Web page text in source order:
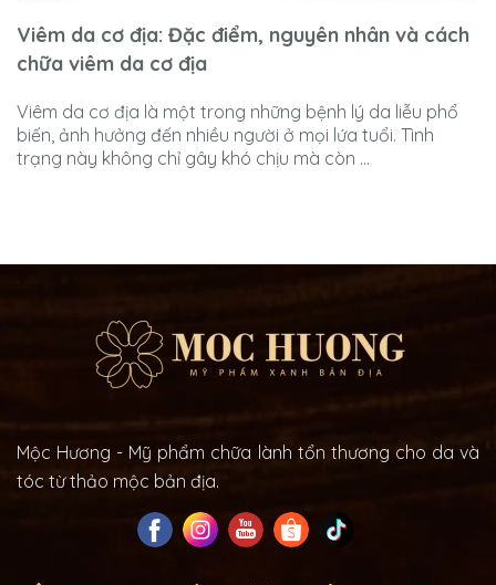
Viêm da cơ địa: Đặc điểm, nguyên nhân và cách
chữa viêm da cơ địa
Viêm da cơ địa là một trong những bệnh lý da liễu phổ
biến, ảnh hưởng đến nhiều người ở mọi lứa tuổi. Tình
trạng này không chỉ gây khó chịu mà còn ...
Mộc Hương - Mỹ phẩm chữa lành tổn thương cho da và
tóc từ thảo mộc bản địa.